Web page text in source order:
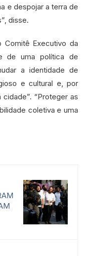
e despojar a terra de
disse.
Comitê Executivo da
de uma política de
a identidade de
e cultural e, por
“Proteger as
coletiva e uma